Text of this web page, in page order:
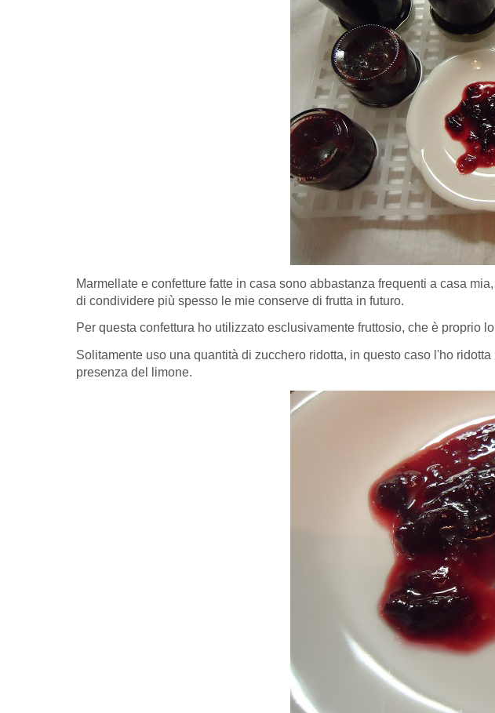
Marmellate e confetture fatte in casa sono abbastanza frequenti a casa
di condividere più spesso le mie conserve di frutta in futuro.
Per questa confettura ho utilizzato esclusivamente fruttosio, che è proprio
Solitamente uso una quantità di zucchero ridotta, in questo caso l'ho
presenza del limone.